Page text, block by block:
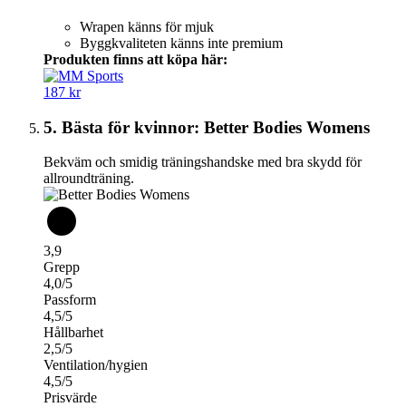
Wrapen känns för mjuk
Byggkvaliteten känns inte premium
Produkten finns att köpa här:
187 kr
5. Bästa för kvinnor: Better Bodies Womens
Bekväm och smidig träningshandske med bra skydd för
allroundträning.
3,9
Grepp
4,0/5
Passform
4,5/5
Hållbarhet
2,5/5
Ventilation/hygien
4,5/5
Prisvärde